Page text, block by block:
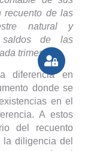
recuento de las
natural y
de las
trimestre.
diferencia en
donde se
en el
A estos
del recuento
diligencia del